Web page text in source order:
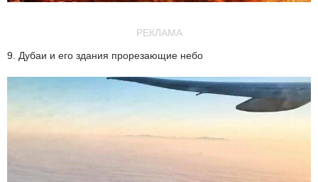
РЕКЛАМА
9. Дубаи и его здания прорезающие небо